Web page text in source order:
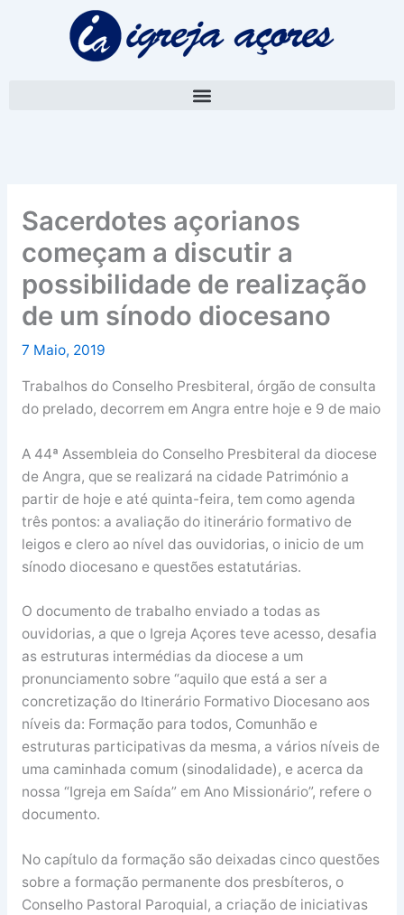
Sacerdotes açorianos
começam a discutir a
possibilidade de realização
de um sínodo diocesano
7 Maio, 2019
Trabalhos do Conselho Presbiteral, órgão de consulta
do prelado, decorrem em Angra entre hoje e 9 de maio
A 44ª Assembleia do Conselho Presbiteral da diocese
de Angra, que se realizará na cidade Património a
partir de hoje e até quinta-feira, tem como agenda
três pontos: a avaliação do itinerário formativo de
leigos e clero ao nível das ouvidorias, o inicio de um
sínodo diocesano e questões estatutárias.
O documento de trabalho enviado a todas as
ouvidorias, a que o Igreja Açores teve acesso, desafia
as estruturas intermédias da diocese a um
pronunciamento sobre “aquilo que está a ser a
concretização do Itinerário Formativo Diocesano aos
níveis da: Formação para todos, Comunhão e
estruturas participativas da mesma, a vários níveis de
uma caminhada comum (sinodalidade), e acerca da
nossa “Igreja em Saída” em Ano Missionário”, refere o
documento.
No capítulo da formação são deixadas cinco questões
sobre a formação permanente dos presbíteros, o
Conselho Pastoral Paroquial, a criação de iniciativas